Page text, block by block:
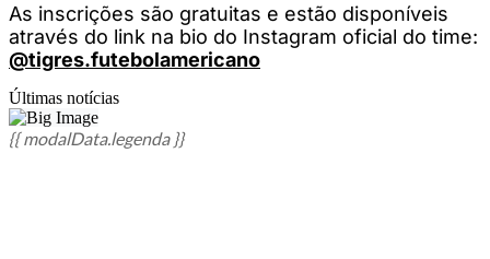
As inscrições são gratuitas e estão disponíveis
através do link na bio do Instagram oficial do time:
@tigres.futebolamericano
Últimas notícias
{{ modalData.legenda }}